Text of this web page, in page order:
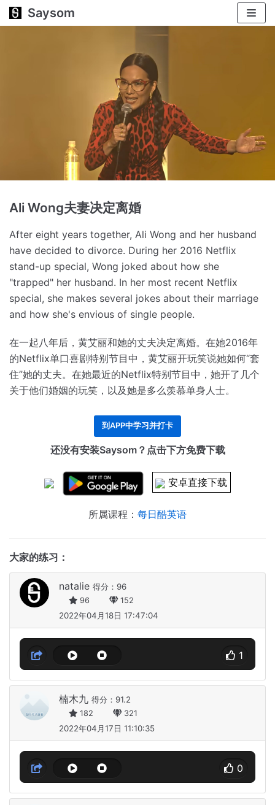
跳
Saysom
Ali Wong夫妻决定离婚
After eight years together, Ali Wong and her husband
have decided to divorce. During her 2016 Netflix
stand-up special, Wong joked about how she
"trapped" her husband. In her most recent Netflix
special, she makes several jokes about their marriage
and how she's envious of single people.
在一起八年后，黄艾丽和她的丈夫决定离婚。 在她2016年
的Netflix单口喜剧特别节目中，黄艾丽开玩笑说她如何“套
住”她的丈夫。 在她最近的Netflix特别节目中，她开了几个
关于他们婚姻的玩笑，以及她是多么羡慕单身人士。
到APP中学习并打卡
还没有安装Saysom？点击下方免费下载
安卓直接下载
所属课程： 每日酷英语
大家的练习：
natalie 得分：96
96 152
2022年04月18日 17:47:04
1
楠木九 得分：91.2
182 321
2022年04月17日 11:10:35
0